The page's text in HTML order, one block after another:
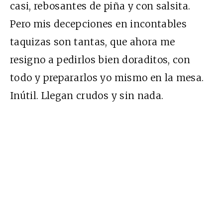
casi, rebosantes de piña y con salsita.
Pero mis decepciones en incontables
taquizas son tantas, que ahora me
resigno a pedirlos bien doraditos, con
todo y prepararlos yo mismo en la mesa.
Inútil. Llegan crudos y sin nada.